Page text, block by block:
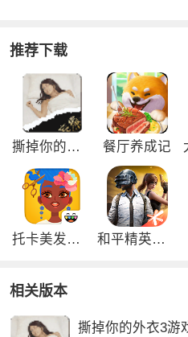
推荐下载
撕掉你的外衣3游戏 餐厅养成记
托卡美发沙龙4可化妆版 和平精英刺激归来版
相关版本
撕掉你的外衣3游